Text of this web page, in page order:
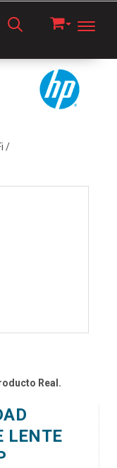
/
Real.
LENTE